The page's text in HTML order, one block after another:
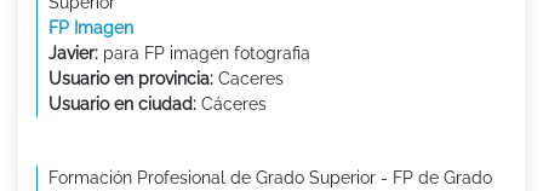
FP Imagen
Javier: para FP imagen fotografia
Usuario en provincia: Caceres
Usuario en ciudad: Cáceres
Formación Profesional de Grado Superior - FP de Grado